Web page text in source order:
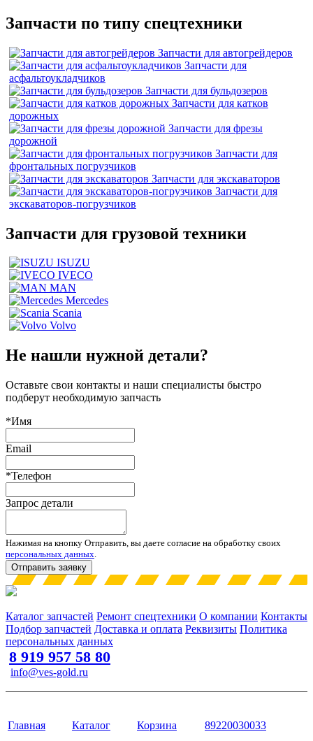
Запчасти по типу спецтехники
Запчасти для автогрейдеров
Запчасти для
асфальтоукладчиков
Запчасти для бульдозеров
Запчасти для катков
дорожных
Запчасти для фрезы
дорожной
Запчасти для
фронтальных погрузчиков
Запчасти для экскаваторов
Запчасти для
экскаваторов-погрузчиков
Запчасти для грузовой техники
ISUZU
IVECO
MAN
Mercedes
Scania
Volvo
Не нашли нужной детали?
Оставьте свои контакты и наши специалисты быстро
подберут необходимую запчасть
*Имя
Email
*Телефон
Запрос детали
Нажимая на кнопку Отправить, вы даете согласие на обработку своих
персональных данных.
Отправить заявку
Каталог запчастей Ремонт спецтехники О компании Контакты
Подбор запчастей Доставка и оплата Реквизиты Политика
персональных данных
8 919 957 58 80
info@ves-gold.ru
Главная Каталог Корзина 89220030033